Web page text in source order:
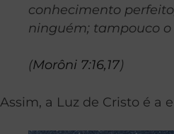
conhecimento
ninguém; tampouco o
(Morôni 7:16,17)
Assim, a Luz de Cristo é a